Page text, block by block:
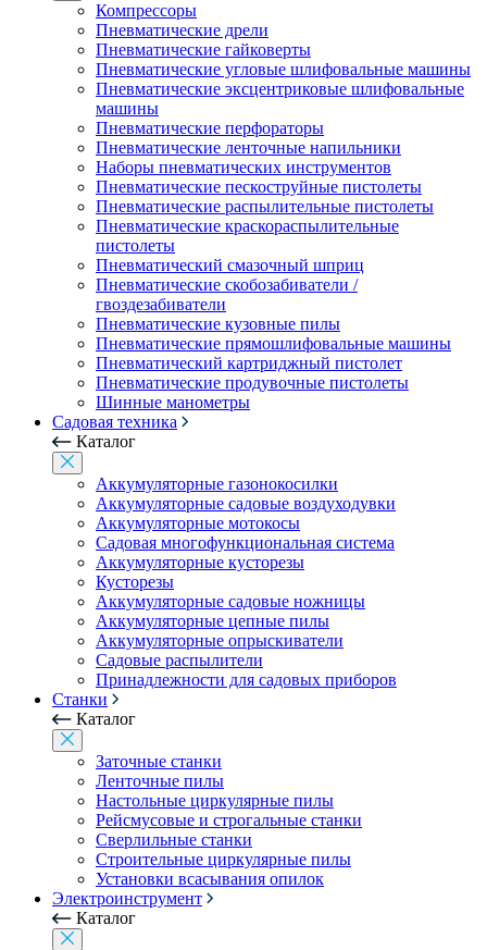
Компрессоры
Пневматические дрели
Пневматические гайковерты
Пневматические угловые шлифовальные машины
Пневматические эксцентриковые шлифовальные
машины
Пневматические перфораторы
Пневматические ленточные напильники
Наборы пневматических инструментов
Пневматические пескоструйные пистолеты
Пневматические распылительные пистолеты
Пневматические краскораспылительные
пистолеты
Пневматический смазочный шприц
Пневматические скобозабиватели /
гвоздезабиватели
Пневматические кузовные пилы
Пневматические прямошлифовальные машины
Пневматический картриджный пистолет
Пневматические продувочные пистолеты
Шинные манометры
Садовая техника
Каталог
Аккумуляторные газонокосилки
Аккумуляторные садовые воздуходувки
Аккумуляторные мотокосы
Садовая многофункциональная система
Аккумуляторные кусторезы
Кусторезы
Аккумуляторные садовые ножницы
Аккумуляторные цепные пилы
Аккумуляторные опрыскиватели
Садовые распылители
Принадлежности для садовых приборов
Станки
Каталог
Заточные станки
Ленточные пилы
Настольные циркулярные пилы
Рейсмусовые и строгальные станки
Сверлильные станки
Строительные циркулярные пилы
Установки всасывания опилок
Электроинструмент
Каталог